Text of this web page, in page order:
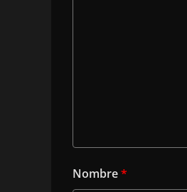
Nombre*